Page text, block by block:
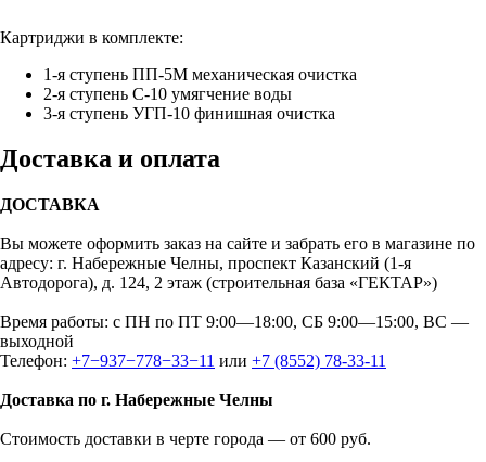
Картриджи в комплекте:
1-я ступень ПП-5M механическая очистка
2-я ступень С-10 умягчение воды
3-я ступень УГП-10 финишная очистка
Доставка и оплата
ДОСТАВКА
Вы можете оформить заказ на сайте и забрать его в магазине по
адресу: г. Набережные Челны, проспект Казанский (1-я
Автодорога), д. 124, 2 этаж (строительная база «ГЕКТАР»)
Время работы: с ПН по ПТ 9:00—18:00, СБ 9:00—15:00, ВС —
выходной
Телефон: +7−937−778−33−11 или +7 (8552) 78-33-11
Доставка по г. Набережные Челны
Стоимость доставки в черте города — от 600 руб.